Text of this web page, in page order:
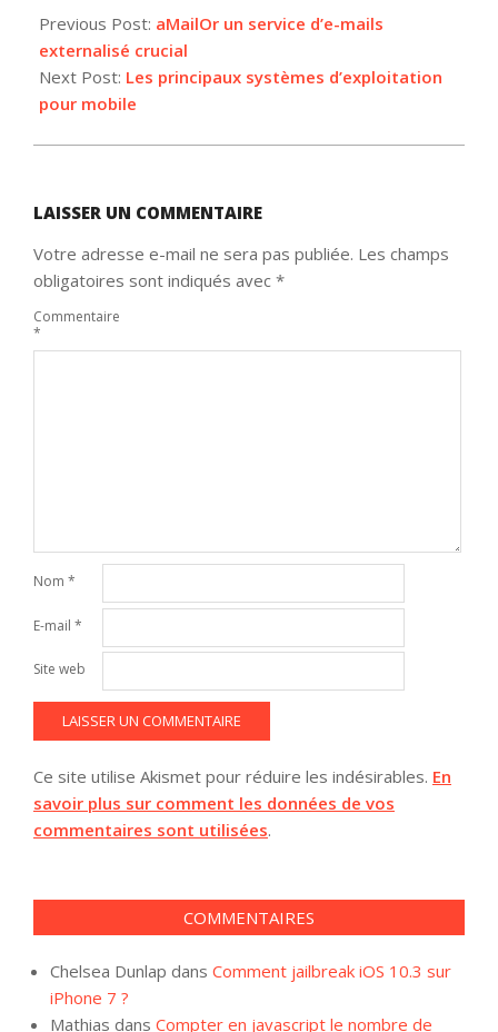
01-
23
Previous Post: aMailOr un service d’e-mails
externalisé crucial
Next Post: Les principaux systèmes d’exploitation
pour mobile
LAISSER UN COMMENTAIRE
Votre adresse e-mail ne sera pas publiée. Les champs
obligatoires sont indiqués avec *
Commentaire
*
Nom *
E-mail *
Site web
Ce site utilise Akismet pour réduire les indésirables. En
savoir plus sur comment les données de vos
commentaires sont utilisées.
COMMENTAIRES
Chelsea Dunlap dans Comment jailbreak iOS 10.3 sur
iPhone 7 ?
Mathias dans Compter en javascript le nombre de